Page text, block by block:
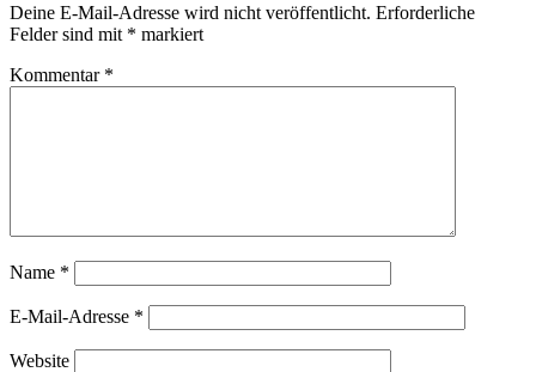
Deine E-Mail-Adresse wird nicht veröffentlicht. Erforderliche
Felder sind mit * markiert
Kommentar *
Name *
E-Mail-Adresse *
Website